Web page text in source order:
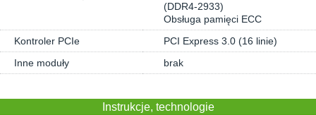
(DDR4-2933)
Obsługa pamięci ECC
Kontroler PCIe
PCI Express 3.0 (16 linie)
Inne moduły
brak
Instrukcje, technologie